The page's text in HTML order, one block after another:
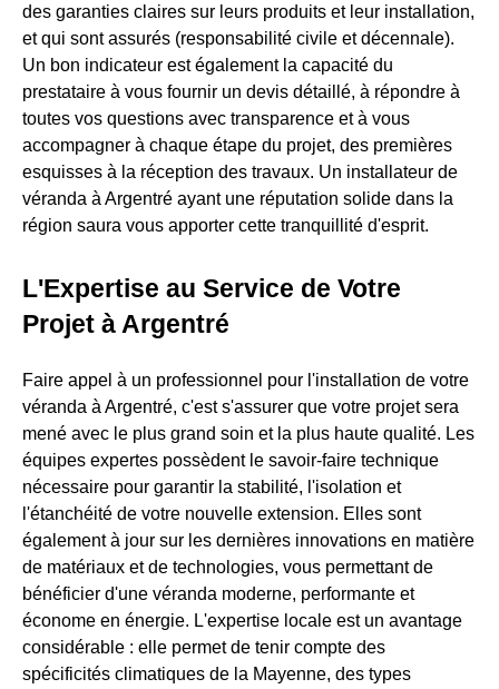
des garanties claires sur leurs produits et leur installation,
et qui sont assurés (responsabilité civile et décennale).
Un bon indicateur est également la capacité du
prestataire à vous fournir un devis détaillé, à répondre à
toutes vos questions avec transparence et à vous
accompagner à chaque étape du projet, des premières
esquisses à la réception des travaux. Un installateur de
véranda à Argentré ayant une réputation solide dans la
région saura vous apporter cette tranquillité d'esprit.
L'Expertise au Service de Votre
Projet à Argentré
Faire appel à un professionnel pour l'installation de votre
véranda à Argentré, c'est s'assurer que votre projet sera
mené avec le plus grand soin et la plus haute qualité. Les
équipes expertes possèdent le savoir-faire technique
nécessaire pour garantir la stabilité, l'isolation et
l'étanchéité de votre nouvelle extension. Elles sont
également à jour sur les dernières innovations en matière
de matériaux et de technologies, vous permettant de
bénéficier d'une véranda moderne, performante et
économe en énergie. L'expertise locale est un avantage
considérable : elle permet de tenir compte des
spécificités climatiques de la Mayenne, des types